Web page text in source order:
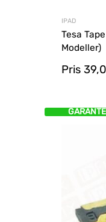
IPAD
Tesa
Modeller)
Pris